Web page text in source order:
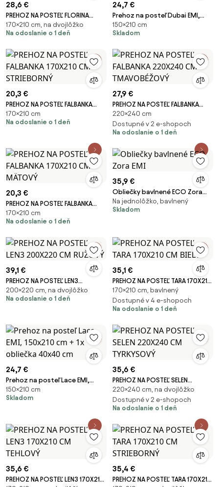
28,6 €
PREHOZ NA POSTEĽ FLORINA
170X210 CM KVETY
170×210 cm, na dvojlôžko
Na odoslanie o 1 deň
24,7 €
Prehoz na posteľ Dubai EMI,
150x210 cm + 1x obliečka 40x40
cm
150×210 cm
Skladom
20,3 €
PREHOZ NA POSTEĽ FALBANKA
170X210 CM STRIEBORNÝ
170×210 cm
Na odoslanie o 1 deň
27,9 €
PREHOZ NA POSTEĽ FALBANKA
220X240 CM TMAVOBÉŽOVÝ
220×240 cm
Dostupné v 2 e-shopoch
Na odoslanie o 1 deň
20,3 €
PREHOZ NA POSTEĽ FALBANKA
170X210 CM MÄTOVÝ
170×210 cm
Na odoslanie o 1 deň
35,9 €
Obliečky bavlnené ECO Zora
EMI
Na jednolôžko, bavlnený
Skladom
39,1 €
PREHOZ NA POSTEĽ LEN3
200X220 CM RUŽOVÝ
200×220 cm, na dvojlôžko
Na odoslanie o 1 deň
35,1 €
PREHOZ NA POSTEĽ TARA 170X210
CM BIELY
170×210 cm, bavlnený
Dostupné v 4 e-shopoch
Na odoslanie o 1 deň
24,7 €
Prehoz na posteľ Lace EMI,
150x210 cm + 1x obliečka 40x40
cm
150×210 cm
Skladom
35,6 €
PREHOZ NA POSTEĽ SELEN
220X240 CM TYRKYSOVÝ
220×240 cm, na dvojlôžko
Dostupné v 2 e-shopoch
Na odoslanie o 1 deň
35,6 €
PREHOZ NA POSTEĽ LEN3 170X210
35,4 €
PREHOZ NA POSTEĽ TARA 170X210